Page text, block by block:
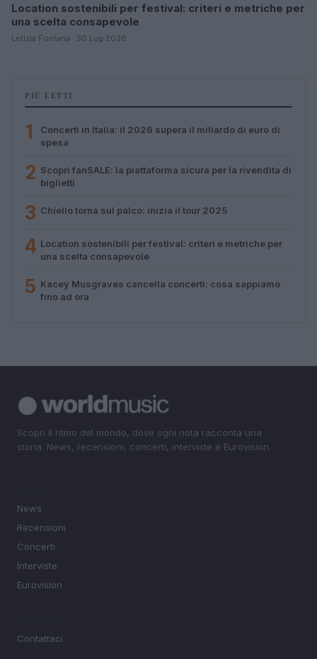
Location sostenibili per festival: criteri e metriche per
una scelta consapevole
Letizia Fontana · 30 Lug 2026
PIÙ LETTI
1
Concerti in Italia: il 2026 supera il miliardo di euro di
spesa
2 Scopri fanSALE: la piattaforma sicura per la rivendita di
biglietti
3 Chiello torna sul palco: inizia il tour 2025
4 Location sostenibili per festival: criteri e metriche per
una scelta consapevole
5 Kacey Musgraves cancella concerti: cosa sappiamo
fino ad ora
Scopri il ritmo del mondo, dove ogni nota racconta una
storia. News, recensioni, concerti, interviste e Eurovision.
News
Recensioni
Concerti
Interviste
Eurovision
Contattaci